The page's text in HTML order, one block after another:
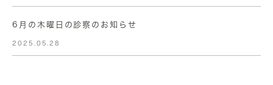
6月の木曜日の診察のお知らせ
2025.05.28